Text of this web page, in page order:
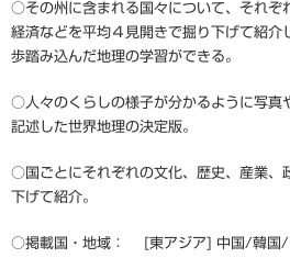
○その州に含まれる国々について、それぞ
経済などを平均４見開きで掘り下げて紹介
歩踏み込んだ地理の学習ができる。
○人々のくらしの様子が分かるように写真
記述した世界地理の決定版。
○国ごとにそれぞれの文化、歴史、産業、
下げて紹介。
○掲載国・地域： [東アジア] 中国/韓